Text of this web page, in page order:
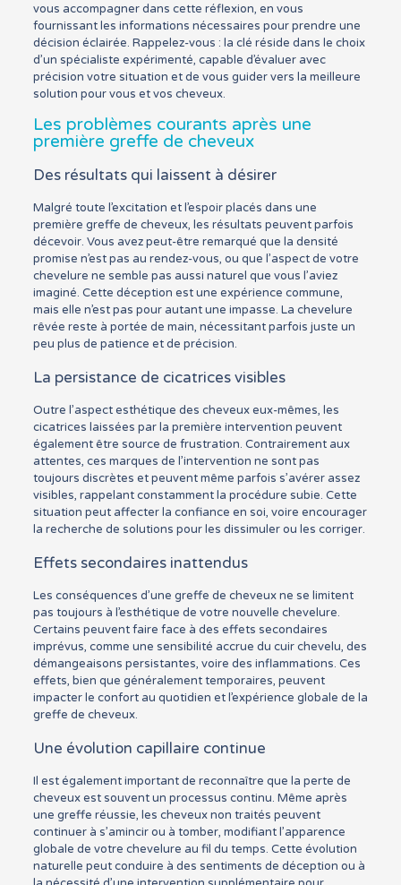
vous accompagner dans cette réflexion, en vous
fournissant les informations nécessaires pour prendre une
décision éclairée. Rappelez-vous : la clé réside dans le choix
d’un spécialiste expérimenté, capable d’évaluer avec
précision votre situation et de vous guider vers la meilleure
solution pour vous et vos cheveux.
Les problèmes courants après une
première greffe de cheveux
Des résultats qui laissent à désirer
Malgré toute l’excitation et l’espoir placés dans une
première greffe de cheveux, les résultats peuvent parfois
décevoir. Vous avez peut-être remarqué que la densité
promise n’est pas au rendez-vous, ou que l’aspect de votre
chevelure ne semble pas aussi naturel que vous l’aviez
imaginé. Cette déception est une expérience commune,
mais elle n’est pas pour autant une impasse. La chevelure
rêvée reste à portée de main, nécessitant parfois juste un
peu plus de patience et de précision.
La persistance de cicatrices visibles
Outre l’aspect esthétique des cheveux eux-mêmes, les
cicatrices laissées par la première intervention peuvent
également être source de frustration. Contrairement aux
attentes, ces marques de l’intervention ne sont pas
toujours discrètes et peuvent même parfois s’avérer assez
visibles, rappelant constamment la procédure subie. Cette
situation peut affecter la confiance en soi, voire encourager
la recherche de solutions pour les dissimuler ou les corriger.
Effets secondaires inattendus
Les conséquences d’une greffe de cheveux ne se limitent
pas toujours à l’esthétique de votre nouvelle chevelure.
Certains peuvent faire face à des effets secondaires
imprévus, comme une sensibilité accrue du cuir chevelu, des
démangeaisons persistantes, voire des inflammations. Ces
effets, bien que généralement temporaires, peuvent
impacter le confort au quotidien et l’expérience globale de la
greffe de cheveux.
Une évolution capillaire continue
Il est également important de reconnaître que la perte de
cheveux est souvent un processus continu. Même après
une greffe réussie, les cheveux non traités peuvent
continuer à s’amincir ou à tomber, modifiant l’apparence
globale de votre chevelure au fil du temps. Cette évolution
naturelle peut conduire à des sentiments de déception ou à